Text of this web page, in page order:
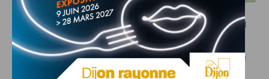
INFOS,SPORT
Faire le tour de la Côte-d’Or à vélo en
trois jours : le défi de Victor Bosoni
5 AOÛT, 2026
Le challenge que s’apprête à relever l’ultra-cycliste
Victor Bosoni est simple : parcourir 571...